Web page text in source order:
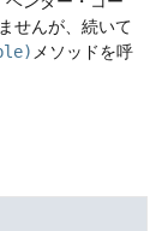
せんが、続いて
メソッドを呼